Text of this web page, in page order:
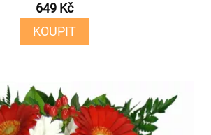
649 Kč
KOUPIT